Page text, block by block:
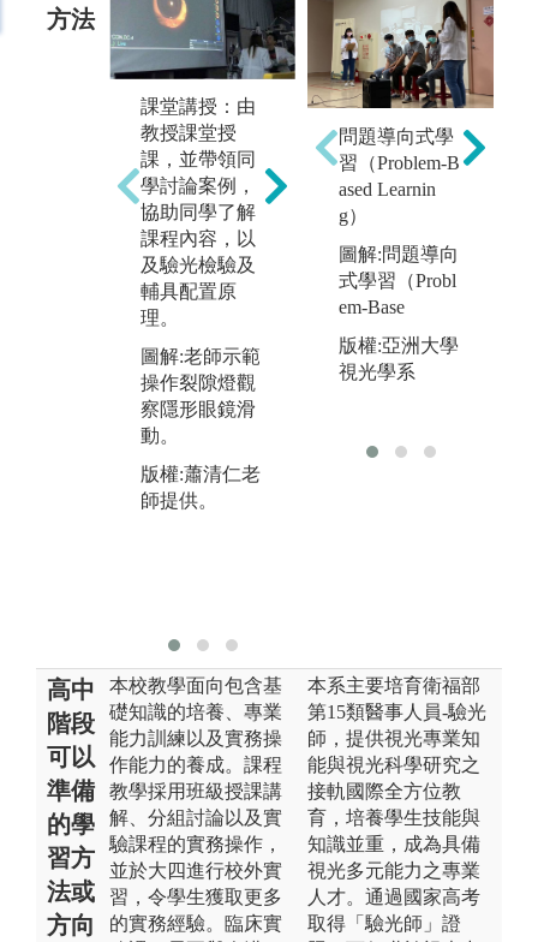
方法
課堂講授：由
教授課堂授
課，並帶領同
學討論案例，
協助同學了解
課程內容，以
及驗光檢驗及
輔具配置原
理。
圖解:老師示範
操作裂隙燈觀
察隱形眼鏡滑
動。
版權:蕭清仁老
師提供。
程設計讓同學
有機會有多次
的分組合作機
會，進而學習
與人合作的模
圖解:小組練
問題導向式學
習（Problem-B
ased Learnin
g）
圖解:問題導向
式學習（Probl
em-Base
版權:亞洲大學
視光學系
高中
階段
可以
準備
的學
習方
法或
方向
本校教學面向包含基
礎知識的培養、專業
能力訓練以及實務操
作能力的養成。課程
教學採用班級授課講
解、分組討論以及實
驗課程的實務操作，
並於大四進行校外實
習，令學生獲取更多
的實務經驗。臨床實
本系主要培育衛福部
第15類醫事人員-驗光
師，提供視光專業知
能與視光科學研究之
接軌國際全方位教
育，培養學生技能與
知識並重，成為具備
視光多元能力之專業
人才。通過國家高考
取得「驗光師」證